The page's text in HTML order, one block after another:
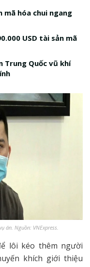
hóa chui ngang
USD tài sản mã
Trung Quốc vũ khí
án. Nguồn: VNExpress.
lôi kéo thêm người
khích giới thiệu